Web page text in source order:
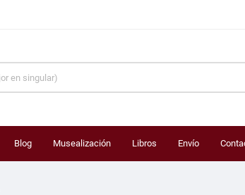
Blog Musealización Libros Envío